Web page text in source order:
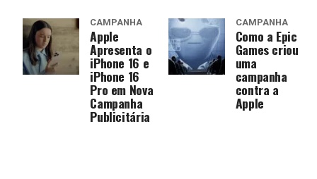
CAMPANHA
Apple
Apresenta o
iPhone 16 e
iPhone 16
Pro em Nova
Campanha
Publicitária
CAMPANHA
Como a Epic
Games criou
uma
campanha
contra a
Apple